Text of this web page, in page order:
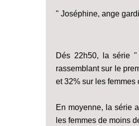
" Joséphine, ange
Dés 22h50, la série
rassemblant sur le
et 32% sur les femmes
En moyenne, la série
les femmes de moins